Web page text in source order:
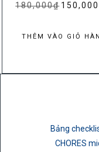
180,000₫ Giá
là:
150,000
THÊM VÀO GIỎ
Bảng
CHORES